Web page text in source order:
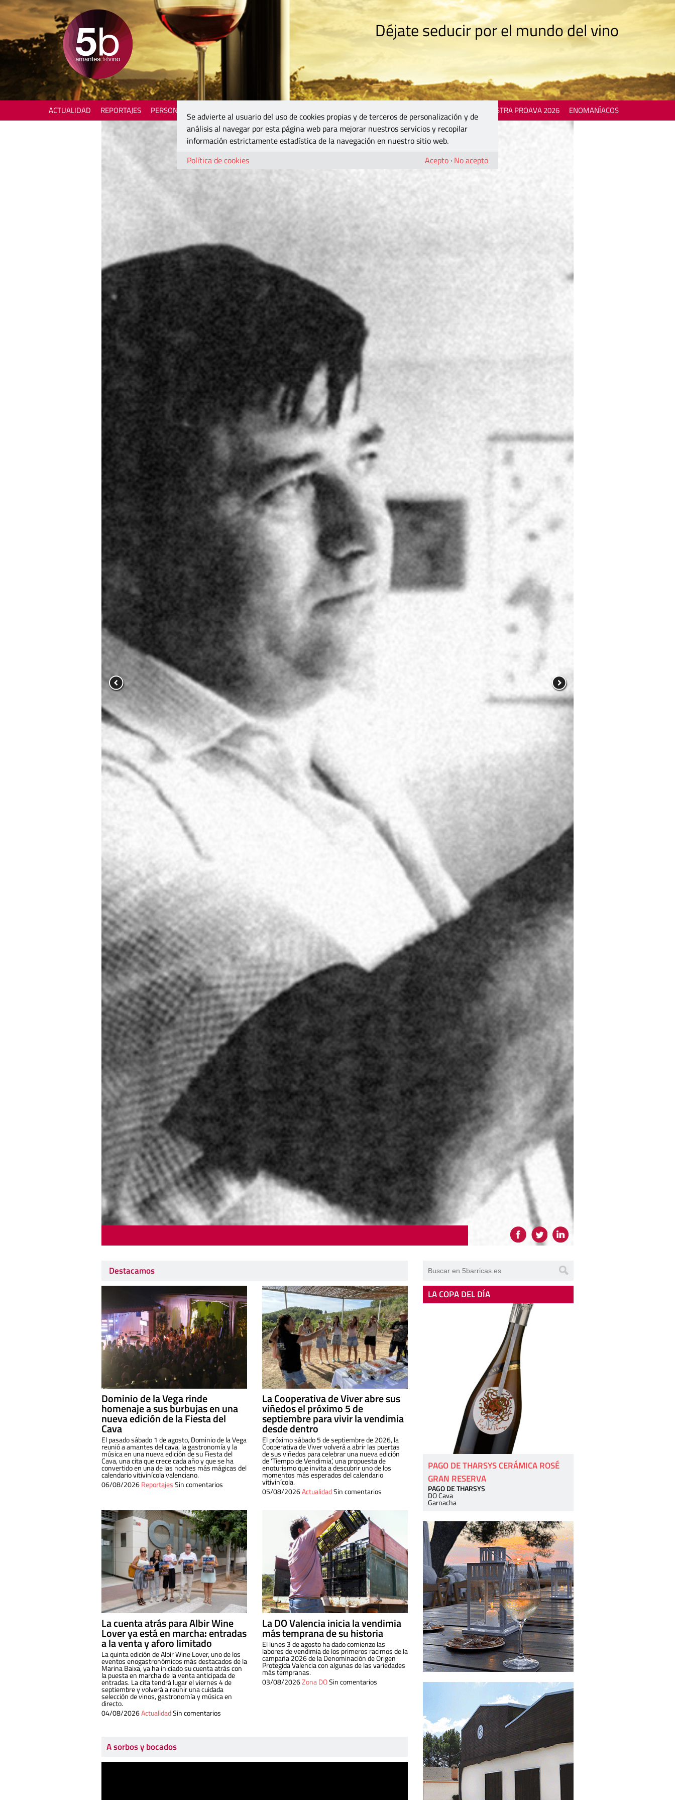
Déjate seducir por el mundo del vino
ACTUALIDAD REPORTAJES PERSONAJES MOSTRA PROAVA 2026 ENOMANÍACOS
Destacamos
Dominio de la Vega rinde
homenaje a sus burbujas en una
nueva edición de la Fiesta del
Cava
El pasado sábado 1 de agosto, Dominio de la Vega
reunió a amantes del cava, la gastronomía y la
música en una nueva edición de su Fiesta del
Cava, una cita que crece cada año y que se ha
convertido en una de las noches más mágicas del
calendario vitivinícola valenciano.
06/08/2026ReportajesSin comentarios
La Cooperativa de Viver abre sus
viñedos el próximo 5 de
septiembre para vivir la vendimia
desde dentro
El próximo sábado 5 de septiembre de 2026, la
Cooperativa de Viver volverá a abrir las puertas
de sus viñedos para celebrar una nueva edición
de ‘Tiempo de Vendimia’, una propuesta de
enoturismo que invita a descubrir uno de los
momentos más esperados del calendario
vitivinícola.
05/08/2026ActualidadSin comentarios
La cuenta atrás para Albir Wine
Lover ya está en marcha: entradas
a la venta y aforo limitado
La quinta edición de Albir Wine Lover, uno de los
eventos enogastronómicos más destacados de la
Marina Baixa, ya ha iniciado su cuenta atrás con
la puesta en marcha de la venta anticipada de
entradas. La cita tendrá lugar el viernes 4 de
septiembre y volverá a reunir una cuidada
selección de vinos, gastronomía y música en
directo.
04/08/2026ActualidadSin comentarios
La DO Valencia inicia la vendimia
más temprana de su historia
El lunes 3 de agosto ha dado comienzo las
labores de vendimia de los primeros racimos de la
campaña 2026 de la Denominación de Origen
Protegida Valencia con algunas de las variedades
más tempranas.
03/08/2026Zona DOSin comentarios
A sorbos y bocados
LA COPA DEL DÍA
PAGO DE THARSYS CERÁMICA ROSÉ
GRAN RESERVA
PAGO DE THARSYS
DO Cava
Garnacha
Se advierte al usuario del uso de cookies propias y de terceros de personalización y de
análisis al navegar por esta página web para mejorar nuestros servicios y recopilar
información estrictamente estadística de la navegación en nuestro sitio web.
Política de cookies
Acepto · No acepto